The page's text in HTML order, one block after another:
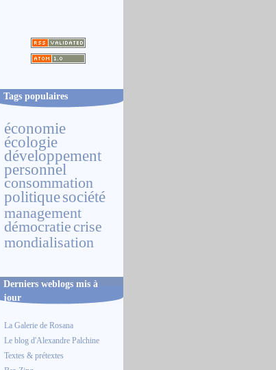
Tags populaires
économie
écologie
développement
personnel
consommation
politiquesociété
management
démocratie crise
mondialisation
Derniers weblogs mis à
jour
La Galerie de Rosana
Le blog d'Alexandre Palchine
Textes & prétextes